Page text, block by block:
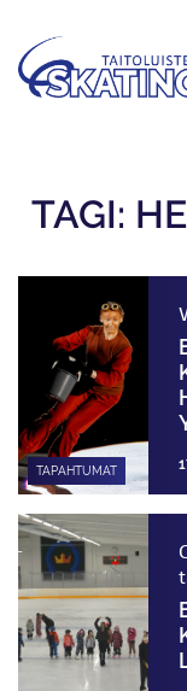
TAGI:
TAPAHTUMAT